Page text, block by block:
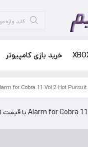
خرید بازی کامپیوتر